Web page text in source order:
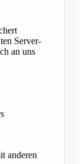
Server-
an uns
anderen